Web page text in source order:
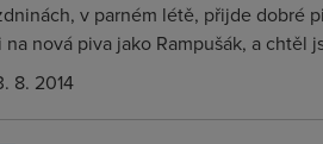
v parném létě, přijde dobré
na nová piva jako Rampušák, a chtěl
8. 2014